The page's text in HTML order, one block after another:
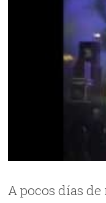
A pocos días